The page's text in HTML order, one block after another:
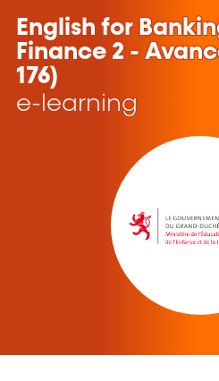
English for
Finance 2 -
176)
e-learning